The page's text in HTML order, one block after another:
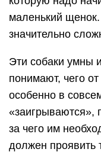
маленький щенок.
значительно
Эти собаки умны
понимают, чего
особенно в
«заигрываются»,
за чего им
должен проявить